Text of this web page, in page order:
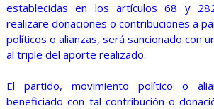
establecidas en los artículos 68 y
realizare donaciones o contribuciones a
políticos o alianzas, será sancionado con
al triple del aporte realizado.
El partido, movimiento político o
beneficiado con tal contribución o